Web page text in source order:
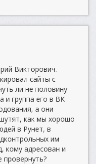
Викторович.
сайты с
ли не половину
и группа его в ВК
а они
как мы хорошо
в Рунет, в
им
кому адресован и
провернуть?